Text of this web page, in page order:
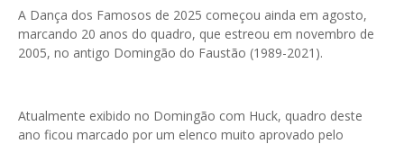
A Dança dos Famosos de 2025 começou ainda em agosto,
marcando 20 anos do quadro, que estreou em novembro de
2005, no antigo Domingão do Faustão (1989-2021).
Atualmente exibido no Domingão com Huck, quadro deste
ano ficou marcado por um elenco muito aprovado pelo